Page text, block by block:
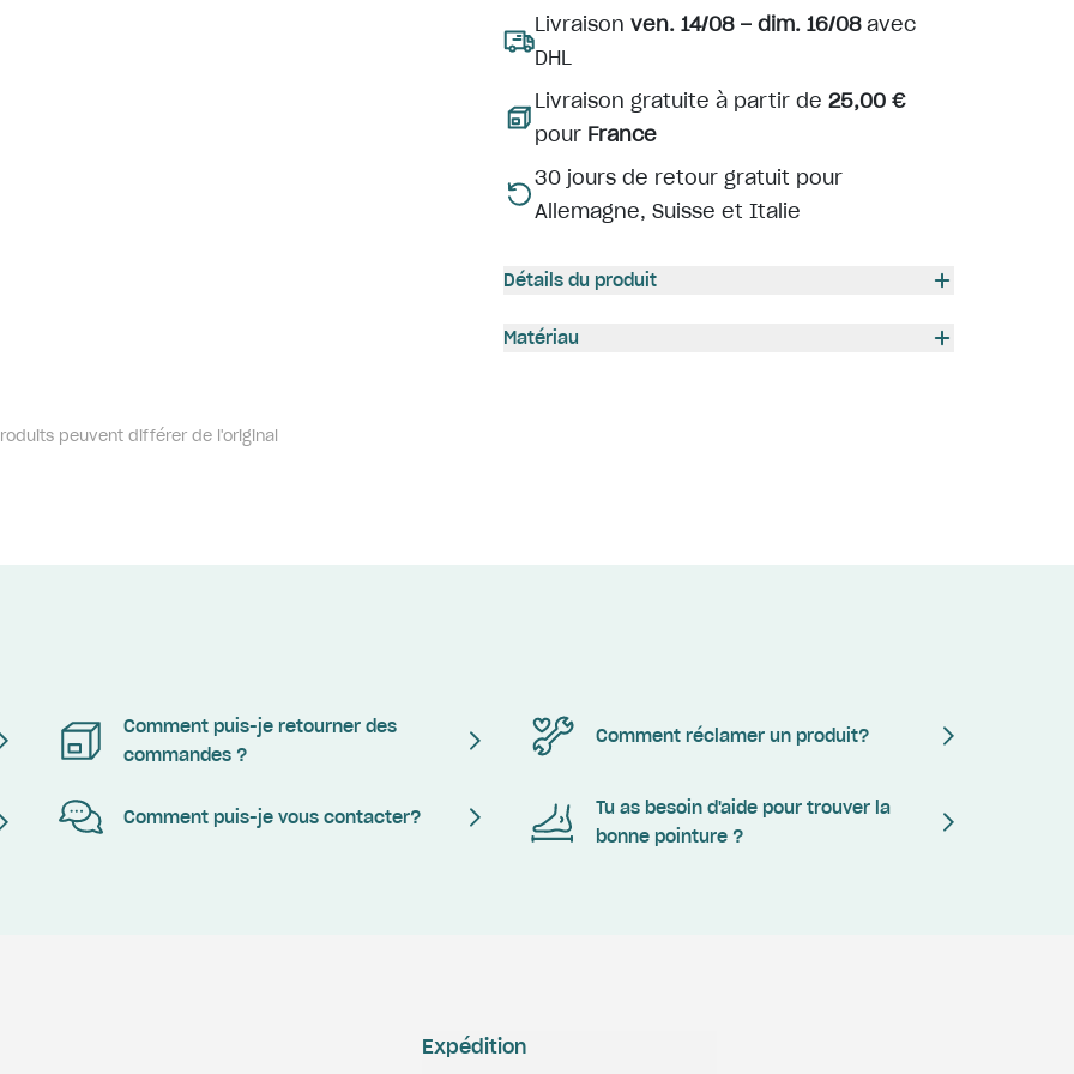
peuvent différer de l'original
Livraison ven. 14/08 – dim. 16/08avec
DHL
Livraison gratuite à partir de 25,00 €
pour France
30 jours de retour gratuit pour
Allemagne, Suisse et Italie
Détails du produit
Matériau
Comment puis-je retourner des
commandes ?
Comment réclamer un produit?
Comment puis-je vous contacter?
Tu as besoin d'aide pour trouver la
bonne pointure ?
Expédition